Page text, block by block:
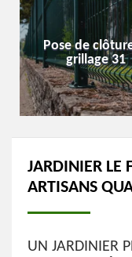
Pose de
grillage 31
JARDINIER LE
ARTISANS
UN JARDINIER